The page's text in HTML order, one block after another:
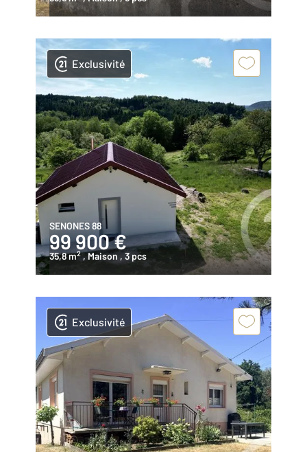
Exclusivité
SENONES 88
99 900 €
35,8 m2 , Maison , 3 pcs
Exclusivité